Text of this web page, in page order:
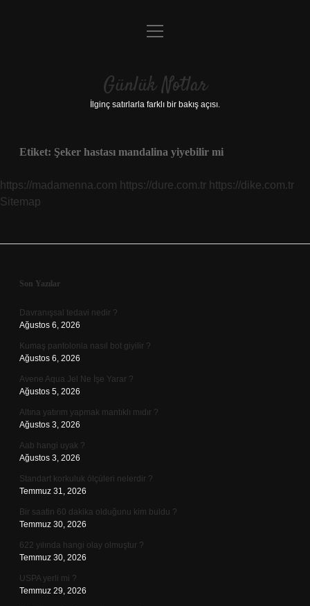
Anasayfa
Yasal Uyarı
menüyü
Günlük Notlar
İlginç satırlarla farklı bir bakış açısı.
Etiket: Şeker hastası mandalina yiyebilir mi
https://madamenna.com https://dure.com.tr https://dike.com.tr
Sitemap
Sidebar
Son Yazılar
Davranışsal tedavi nedir ?
Ağustos 6, 2026
Kumaş pantolonla nasıl bot giyilir ?
Ağustos 6, 2026
Avene Aqua Jel Ne İşe Yarar ?
Ağustos 5, 2026
Altına yatırım yapmak mantıklı mıdır ?
Ağustos 3, 2026
Aab hangi uyak ?
Ağustos 3, 2026
Standart korkuluk ölçüleri nelerdir ?
Temmuz 31, 2026
Bir saatin 60 dakika olduğunu kim buldu ?
Temmuz 30, 2026
622 yılında hangi olay olmuştur ?
Temmuz 30, 2026
USPA yerli mi ?
Temmuz 29, 2026